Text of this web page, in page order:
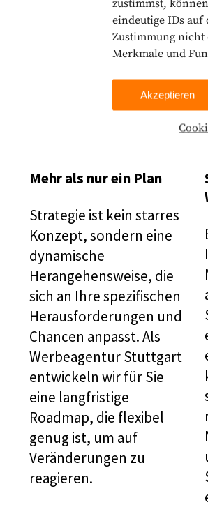
zustimmst,
eindeutige IDs auf
Zustimmung nicht
Merkmale und
Akzeptieren
Mehr als nur ein Plan
Strategie ist kein starres
Konzept, sondern eine
dynamische
Herangehensweise, die
sich an Ihre spezifischen
Herausforderungen und
Chancen anpasst. Als
Werbeagentur Stuttgart
entwickeln wir für Sie
eine langfristige
Roadmap, die flexibel
genug ist, um auf
Veränderungen zu
reagieren.